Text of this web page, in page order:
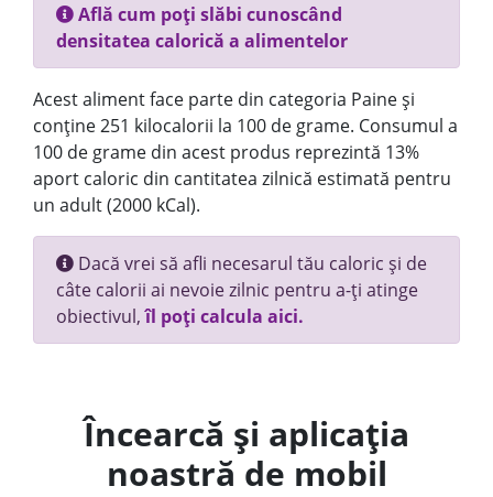
Află cum poți slăbi cunoscând
densitatea calorică a alimentelor
Acest aliment face parte din categoria Paine și
conține 251 kilocalorii la 100 de grame. Consumul a
100 de grame din acest produs reprezintă 13%
aport caloric din cantitatea zilnică estimată pentru
un adult (2000 kCal).
Dacă vrei să afli necesarul tău caloric și de
câte calorii ai nevoie zilnic pentru a-ți atinge
obiectivul,îl poți calcula aici.
Încearcă și aplicația
noastră de mobil